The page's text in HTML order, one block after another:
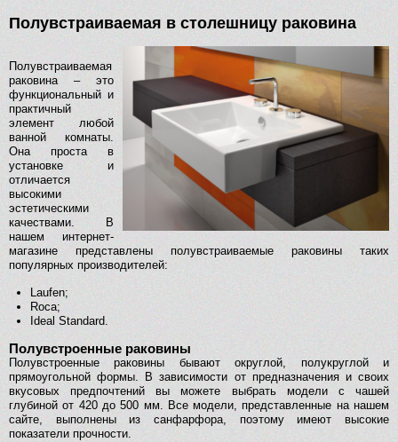
Полувстраиваемая в столешницу раковина
Полувстраиваемая
раковина – это
функциональный и
практичный
элемент любой
ванной комнаты.
Она проста в
установке и
отличается
высокими
эстетическими
качествами. В
нашем интернет-
магазине представлены полувстраиваемые раковины таких
популярных производителей:
Laufen;
Roca;
Ideal Standard.
Полувстроенные раковины
Полувстроенные раковины бывают округлой, полукруглой и
прямоугольной формы. В зависимости от предназначения и своих
вкусовых предпочтений вы можете выбрать модели с чашей
глубиной от 420 до 500 мм. Все модели, представленные на нашем
сайте, выполнены из санфарфора, поэтому имеют высокие
показатели прочности.